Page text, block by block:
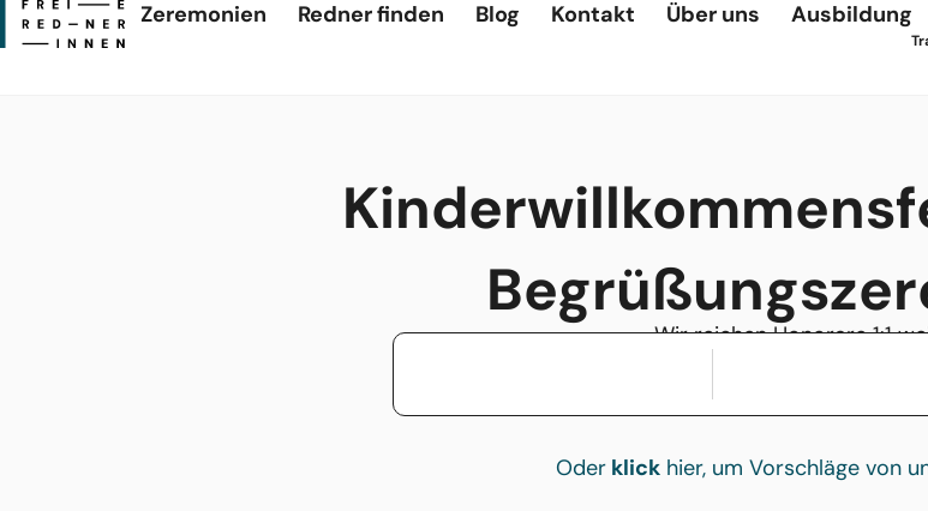
Zeremonien Redner finden Blog Kontakt Über uns Ausbildung
Wir reichen Honorare 1:1
Oder klick hier, um Vorschläge von